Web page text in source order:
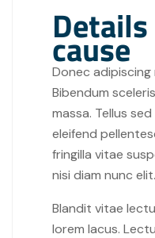
cause
Donec
Bibendum
massa. Tellus
eleifend
fringilla vitae
nisi diam nunc elit.
Blandit vitae
lorem lacus.